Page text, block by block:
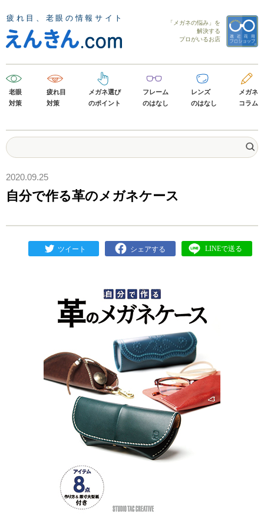
「メガネの悩み」を
解決する
プロがいるお店
老眼
対策
疲れ目
対策
メガネ選び
のポイント
フレーム
のはなし
レンズ
のはなし
メガネ
コラム
2020.09.25
自分で作る革のメガネケース